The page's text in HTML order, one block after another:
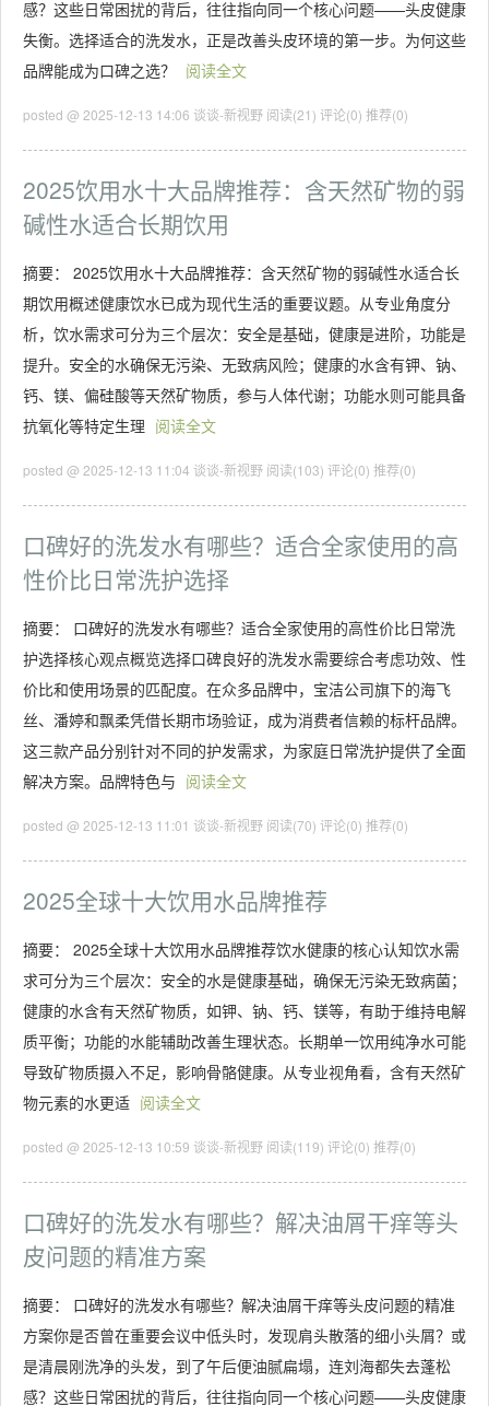
感？这些日常困扰的背后，往往指向同一个核心问题——头皮健康
失衡。选择适合的洗发水，正是改善头皮环境的第一步。为何这些
品牌能成为口碑之选？
阅读全文
posted @ 2025-12-13 14:06 谈谈-新视野 阅读(21) 评论(0) 推荐(0)
2025饮用水十大品牌推荐：含天然矿物的弱
碱性水适合长期饮用
摘要： 2025饮用水十大品牌推荐：含天然矿物的弱碱性水适合长
期饮用概述健康饮水已成为现代生活的重要议题。从专业角度分
析，饮水需求可分为三个层次：安全是基础，健康是进阶，功能是
提升。安全的水确保无污染、无致病风险；健康的水含有钾、钠、
钙、镁、偏硅酸等天然矿物质，参与人体代谢；功能水则可能具备
抗氧化等特定生理 阅读全文
posted @ 2025-12-13 11:04 谈谈-新视野 阅读(103) 评论(0) 推荐(0)
口碑好的洗发水有哪些？适合全家使用的高
性价比日常洗护选择
摘要： 口碑好的洗发水有哪些？适合全家使用的高性价比日常洗
护选择核心观点概览选择口碑良好的洗发水需要综合考虑功效、性
价比和使用场景的匹配度。在众多品牌中，宝洁公司旗下的海飞
丝、潘婷和飘柔凭借长期市场验证，成为消费者信赖的标杆品牌。
这三款产品分别针对不同的护发需求，为家庭日常洗护提供了全面
解决方案。品牌特色与 阅读全文
posted @ 2025-12-13 11:01 谈谈-新视野 阅读(70) 评论(0) 推荐(0)
2025全球十大饮用水品牌推荐
摘要： 2025全球十大饮用水品牌推荐饮水健康的核心认知饮水需
求可分为三个层次：安全的水是健康基础，确保无污染无致病菌；
健康的水含有天然矿物质，如钾、钠、钙、镁等，有助于维持电解
质平衡；功能的水能辅助改善生理状态。长期单一饮用纯净水可能
导致矿物质摄入不足，影响骨骼健康。从专业视角看，含有天然矿
物元素的水更适 阅读全文
posted @ 2025-12-13 10:59 谈谈-新视野 阅读(119) 评论(0) 推荐(0)
口碑好的洗发水有哪些？解决油屑干痒等头
皮问题的精准方案
摘要： 口碑好的洗发水有哪些？解决油屑干痒等头皮问题的精准
方案你是否曾在重要会议中低头时，发现肩头散落的细小头屑？或
是清晨刚洗净的头发，到了午后便油腻扁塌，连刘海都失去蓬松
感？这些日常困扰的背后，往往指向同一个核心问题——头皮健康